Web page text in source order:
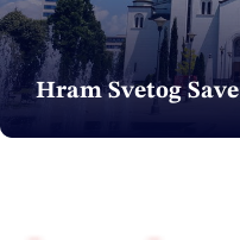
Hram Svetog Save